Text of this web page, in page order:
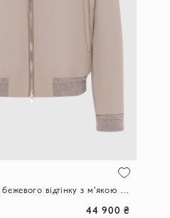
Утеплена куртка бежевого відтінку з м'якою підкладкою
44 900 ₴